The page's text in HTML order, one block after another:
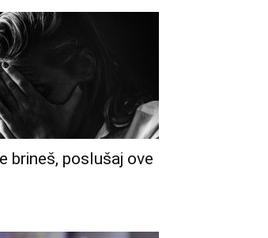
brineš, poslušaj ove